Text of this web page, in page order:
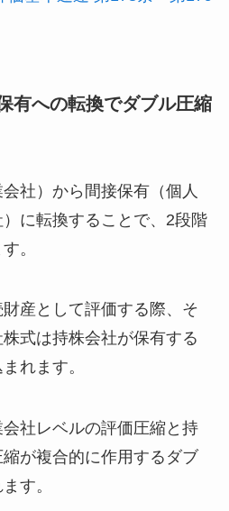
有への転換でダブル圧縮
社）から間接保有（個人
に転換することで、2段階
。
産として評価する際、そ
式は持株会社が保有する
れます。
社レベルの評価圧縮と持
が複合的に作用するダブ
す。